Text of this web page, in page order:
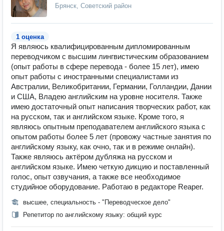
Брянск, Советский район
1 оценка
Я являюсь квалифицированным дипломированным
переводчиком с высшим лингвистическим образованием
(опыт работы в сфере перевода - более 15 лет), имею
опыт работы с иностранными специалистами из
Австралии, Великобритании, Германии, Голландии, Дании
и США, Владею английским на уровне носителя. Также
имею достаточный опыт написания творческих работ, как
на русском, так и английском языке. Кроме того, я
являюсь опытным преподавателем английского языка с
опытом работы более 5 лет (провожу частные занятия по
английскому языку, как очно, так и в режиме онлайн).
Также являюсь актёром дубляжа на русском и
английском языке. Имею четкую дикцию и поставленный
голос, опыт озвучания, а также все необходимое
студийное оборудование. Работаю в редакторе Reaper.
высшее, специальность - "Переводческое дело"
Репетитор по английскому языку: общий курс